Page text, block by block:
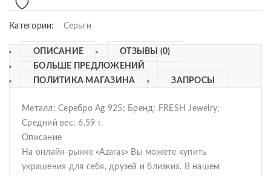
Категории: Серьги
ОПИСАНИЕ
ОТЗЫВЫ (0)
БОЛЬШЕ ПРЕДЛОЖЕНИЙ
ПОЛИТИКА МАГАЗИНА
ЗАПРОСЫ
Металл: Серебро Ag 925; Бренд: FRESH Jewelry;
Средний вес: 6.59 г.
Описание
На онлайн-рынке «Azaras» Вы можете купить
украшения для себя, друзей и близких. В нашем